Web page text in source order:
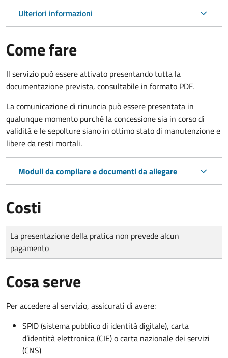
Ulteriori informazioni
Come fare
Il servizio può essere attivato presentando tutta la
documentazione prevista, consultabile in formato PDF.
La comunicazione di rinuncia può essere presentata in
qualunque momento purché la concessione sia in corso di
validità e le sepolture siano in ottimo stato di manutenzione e
libere da resti mortali.
Moduli da compilare e documenti da allegare
Costi
Tipo di pagamento
Importo
La presentazione della pratica non prevede alcun
pagamento
Cosa serve
Per accedere al servizio, assicurati di avere:
SPID (sistema pubblico di identità digitale), carta
d’identità elettronica (CIE) o carta nazionale dei servizi
(CNS)